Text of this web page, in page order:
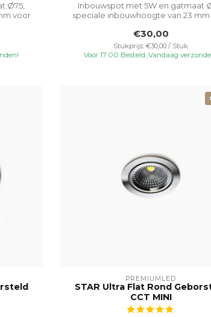
Ø75,
voor
Inbouwspot met 5W en gatmaat
speciale inbouwhoogte van 23
€30,00
Stukprijs: €30,00 / Stuk
Voor 17:00 Besteld, Vandaag
PREMIUMLED
STAR Ultra Flat Rond
CCT MINI